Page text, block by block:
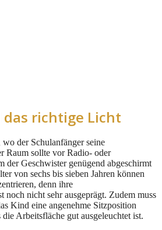
das richtige Licht
der Schulanfänger seine
Raum sollte vor Radio- oder
der Geschwister genügend abgeschirmt
von sechs bis sieben Jahren können
denn ihre
noch nicht sehr ausgeprägt. Zudem muss
Kind eine angenehme Sitzposition
Arbeitsfläche gut ausgeleuchtet ist.